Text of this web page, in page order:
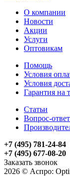
О компании
Новости
Акции
Услуги
Оптовикам
Помощь
Условия
Условия
Гарантия на
Статьи
Вопрос-ответ
+7 (495) 781-24-
+7 (495) 677-08-20
Заказать звонок
2026 © Аспро: